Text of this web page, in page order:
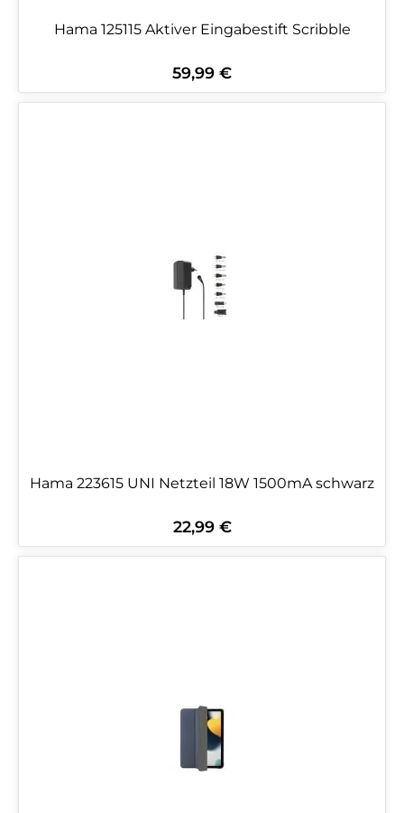
Hama 125115 Aktiver Eingabestift Scribble
Regulärer Preis:
59,99 €
Hama 223615 UNI Netzteil 18W 1500mA schwarz
Regulärer Preis:
22,99 €